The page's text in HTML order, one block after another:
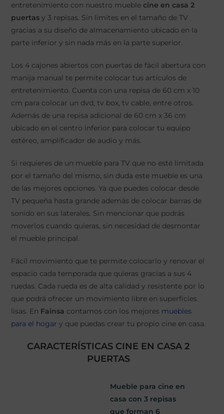
entretenimiento con nuestro mueble cine en casa 2
puertasy 3 repisas. Sin limites en el tamaño de TV
gracias a su diseño de almacenamiento ubicado en la
parte inferior y sin nada más en la parte superior.
Los 4 cajones abiertos con puertas de fácil abertura con
manija manual te permite colocar tus artículos de
entretenimiento. Cuenta con una repisa de 60 cm x 10
cm para colocar un dvd, tv box, tv cable, entre otros.
Además de una repisa adicional de 60 cm x 36 cm
ubicado en el centro inferior para colocar tu equipo
estéreo, amplificador de audio y más.
Si requieres de un mueble para TV que no esté limitada
por el tamaño del mismo, sin duda este mueble es una
de las mejores opciones. Ya que puedes colocar desde
TV pequeña hasta grande además de colocar barras de
sonido en sus laterales. Sin mencionar que podrás
moverlos cuando quieras, sin necesidad de desmontar
el mueble principal.
Fácil movimiento que te permite colocarlo y renovar el
espacio cada temporada que quieras gracias a sus 4
ruedas. Cada rueda es de alta calidad y resistente por lo
que podrá ofrecer un movimiento libre en superficies
lisas. En Fainsa contamos con los mejores muebles
para el hogar y que puedas crear tu propio cine en casa.
CARACTERÍSTICAS CINE EN CASA 2
PUERTAS
Mueble para cine en
casa con 3 repisas
que forman 6